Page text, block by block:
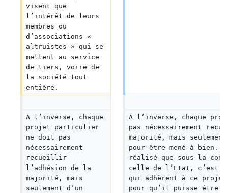
visent que
l’intérêt de leurs
membres ou
d’associations «
altruistes » qui se
mettent au service
de tiers, voire de
la société tout
entière.
A l’inverse, chaque
projet particulier
ne doit pas
nécessairement
recueillir
l’adhésion de la
majorité, mais
seulement d’un
A l’inverse, chaque
pas nécessairement
majorité, mais
pour être mené à bien.
réalisé que sous la
celle de l’Etat, c’est
qui adhèrent à ce
pour qu’il puisse être